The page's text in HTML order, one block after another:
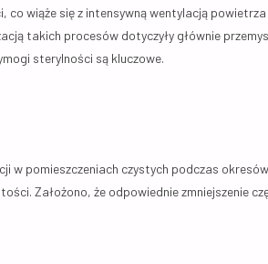
co wiąże się z intensywną wentylacją
takich procesów dotyczyły głównie
sterylności są kluczowe.
w pomieszczeniach czystych podczas
Założono, że odpowiednie zmniejszenie